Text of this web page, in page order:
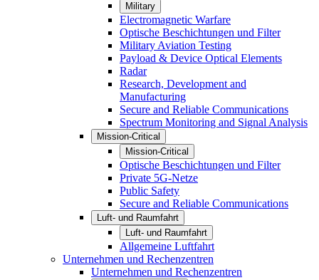
Military
Electromagnetic Warfare
Optische Beschichtungen und Filter
Military Aviation Testing
Payload & Device Optical Elements
Radar
Research, Development and
Manufacturing
Secure and Reliable Communications
Spectrum Monitoring and Signal Analysis
Mission-Critical
Mission-Critical
Optische Beschichtungen und Filter
Private 5G-Netze
Public Safety
Secure and Reliable Communications
Luft- und Raumfahrt
Luft- und Raumfahrt
Allgemeine Luftfahrt
Unternehmen und Rechenzentren
Unternehmen und Rechenzentren